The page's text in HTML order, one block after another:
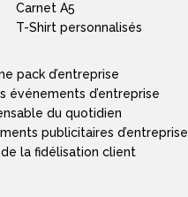
Carnet A5
T-Shirt personnalisés
pack d’entreprise
événements d’entreprise
du quotidien
publicitaires d’entreprise
la fidélisation client